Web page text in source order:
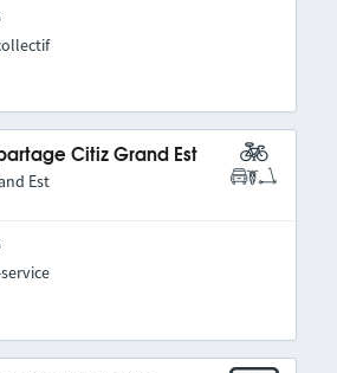
Citiz Grand Est
Est